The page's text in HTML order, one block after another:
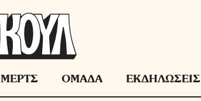
ΜΕΡΤΣ ΟΜΑΔΑ ΕΚΔΗΛΩΣΕΙΣ